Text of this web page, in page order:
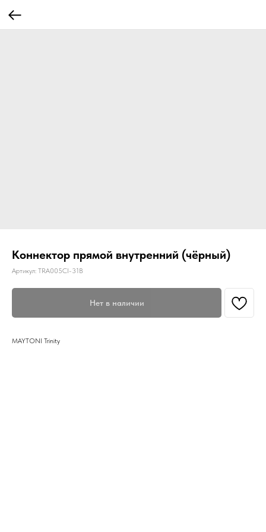
Коннектор прямой внутренний (чёрный)
Артикул: TRA005CI-31B
Нет в наличии
MAYTONI Trinity